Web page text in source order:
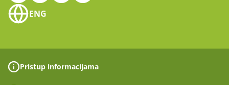
ENG
Pristup informacijama